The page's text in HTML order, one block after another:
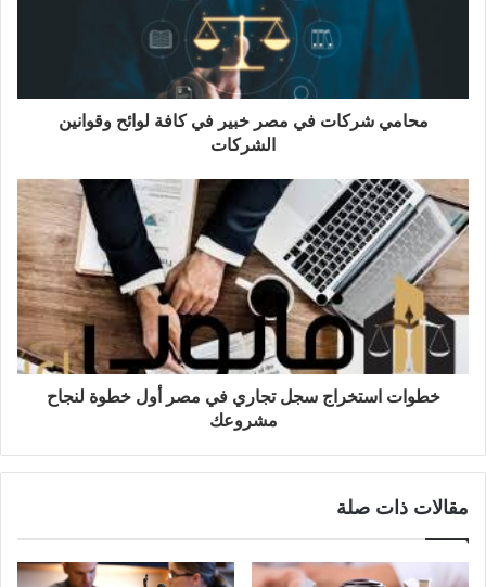
محامي شركات في مصر خبير في كافة لوائح وقوانين
الشركات
خطوات استخراج سجل تجاري في مصر أول خطوة لنجاح
مشروعك
مقالات ذات صلة